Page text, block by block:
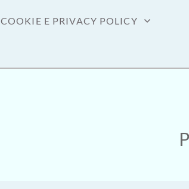
COOKIE E PRIVACY POLICY